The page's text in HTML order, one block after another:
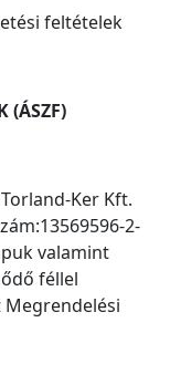
feltételek
(ÁSZF)
Ker Kft.
2-
valamint
féllel